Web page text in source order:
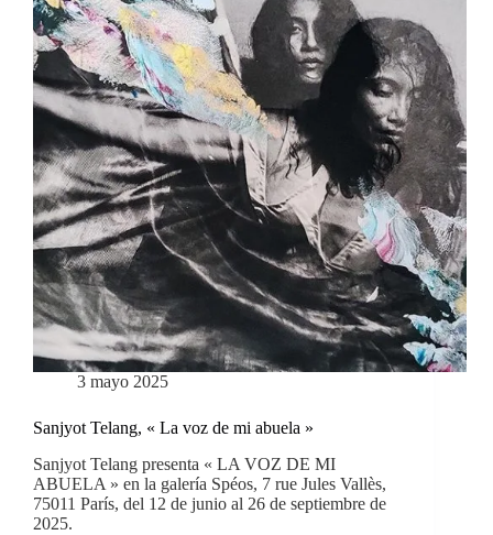
3 mayo 2025
Sanjyot Telang, « La voz de mi abuela »
Sanjyot Telang presenta « LA VOZ DE MI
ABUELA » en la galería Spéos, 7 rue Jules Vallès,
75011 París, del 12 de junio al 26 de septiembre de
2025.